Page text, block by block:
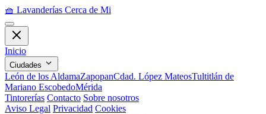
🧺 Lavanderías Cerca de Mi
Inicio
Ciudades
León de los AldamaZapopanCdad. López MateosTultitlán de
Mariano EscobedoMérida
Tintorerías Contacto Sobre nosotros
Aviso Legal Privacidad Cookies